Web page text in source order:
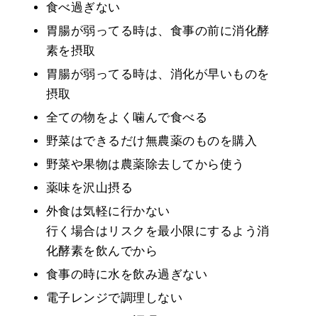
食べ過ぎない
胃腸が弱ってる時は、食事の前に消化酵
素を摂取
胃腸が弱ってる時は、消化が早いものを
摂取
全ての物をよく噛んで食べる
野菜はできるだけ無農薬のものを購入
野菜や果物は農薬除去してから使う
薬味を沢山摂る
外食は気軽に行かない
行く場合はリスクを最小限にするよう消
化酵素を飲んでから
食事の時に水を飲み過ぎない
電子レンジで調理しない